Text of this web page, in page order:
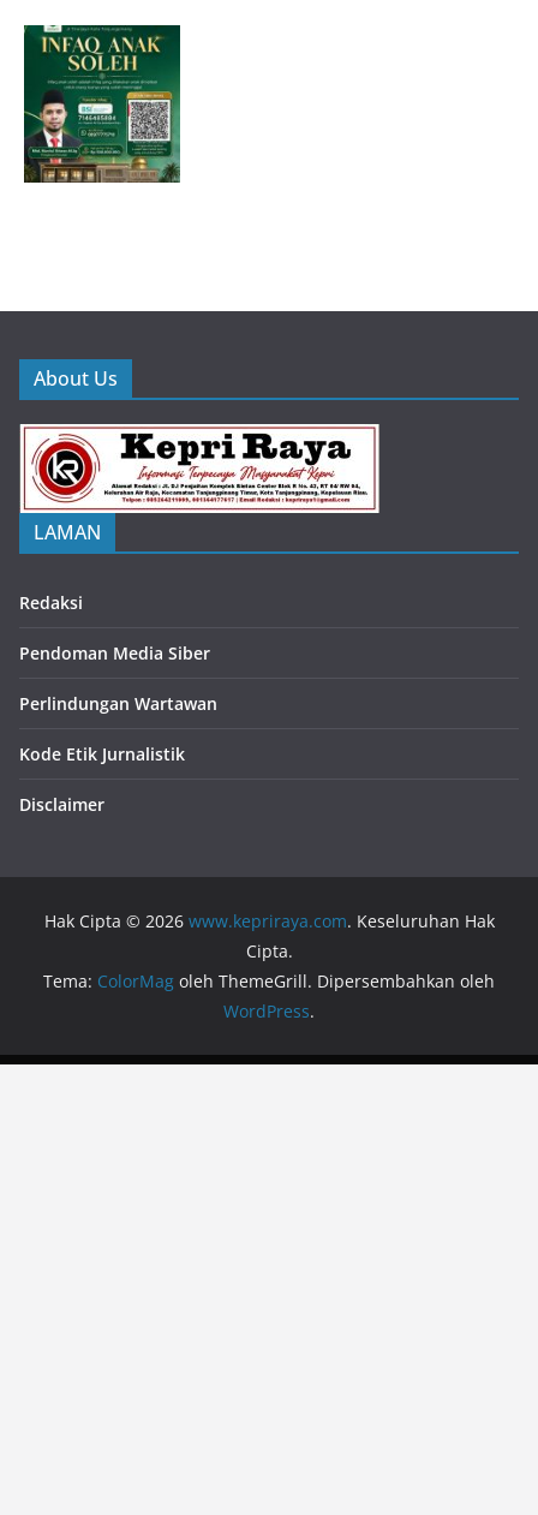
About Us
LAMAN
Redaksi
Pendoman Media Siber
Perlindungan Wartawan
Kode Etik Jurnalistik
Disclaimer
Hak Cipta © 2026 www.kepriraya.com. Keseluruhan Hak
Cipta.
Tema: ColorMag oleh ThemeGrill. Dipersembahkan oleh
WordPress.